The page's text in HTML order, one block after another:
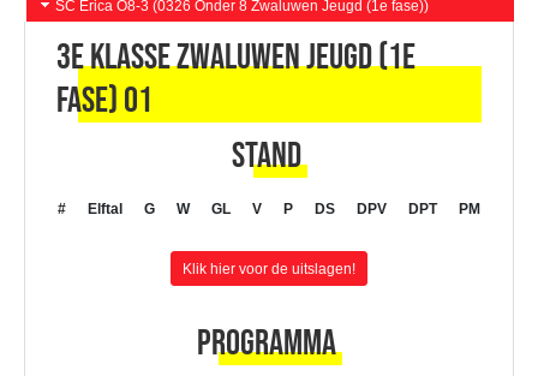
SC Erica O8-3 (0326 Onder 8 Zwaluwen Jeugd (1e fase))
3e klasse Zwaluwen Jeugd (1e
fase) 01
Stand
# Elftal G W GL V P DS DPV DPT PM
Klik hier voor de uitslagen!
Programma